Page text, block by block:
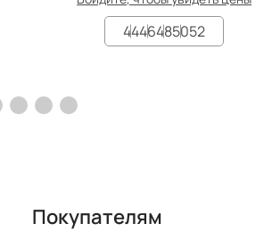
4446485052
Покупателям